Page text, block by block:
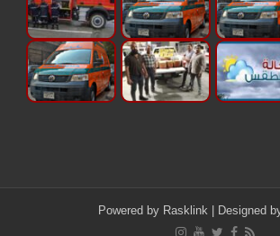
Powered by Rasklink| Designed